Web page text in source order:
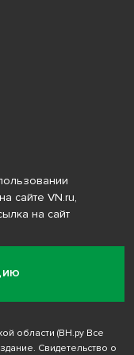
сайте VN.ru,
на сайт
области (ВН.ру Все
Свидетельство о